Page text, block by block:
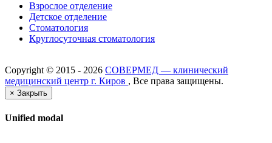
Взрослое отделение
Детское отделение
Стоматология
Круглосуточная стоматология
Copyright © 2015 - 2026 СОВЕРМЕД — клинический
медицинский центр г. Киров , Все права защищены.
× Закрыть
Unified modal